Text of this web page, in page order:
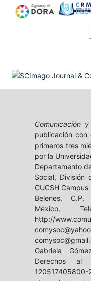
Comunicación
publicación con
primeros tres
por la
Departamento
Social, División
CUCSH
Belenes, C.P.
México,
http://
Gabriela
Derechos al